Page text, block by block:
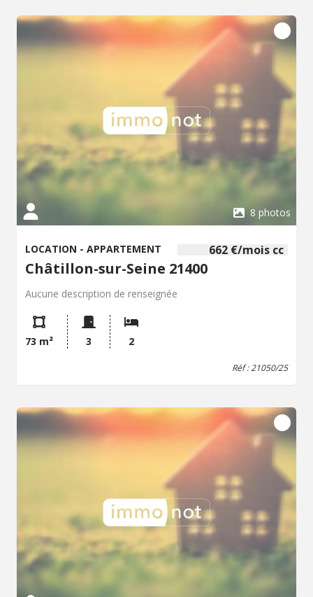
8 photos
662 €/mois cc
LOCATION - APPARTEMENT
Châtillon-sur-Seine 21400
Aucune description de renseignée
73 m² 3 2
Réf : 21050/25